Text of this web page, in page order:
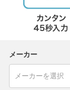
メーカー